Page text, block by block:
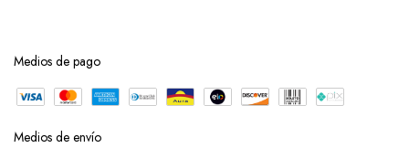
Medios de pago
Medios de envío